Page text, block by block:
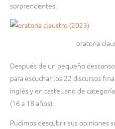
sorprendentes.
oratoria
Después de un pequeño
para escuchar los 22 discursos
inglés y en castellano de
(16 a 18 años).
Pudimos descubrir sus opiniones